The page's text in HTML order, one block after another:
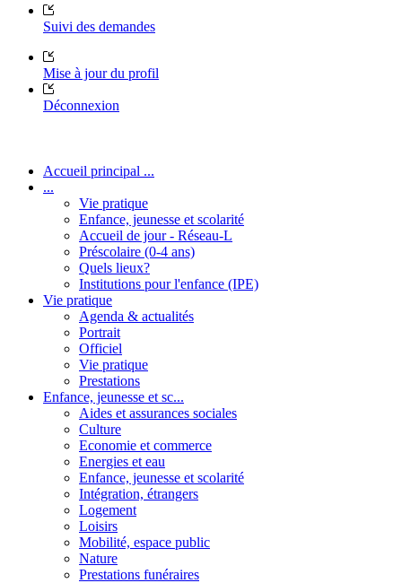
Suivi des demandes
Mise à jour du profil
Déconnexion
Accueil principal ...
...
Vie pratique
Enfance, jeunesse et scolarité
Accueil de jour - Réseau-L
Préscolaire (0-4 ans)
Quels lieux?
Institutions pour l'enfance (IPE)
Vie pratique
Agenda & actualités
Portrait
Officiel
Vie pratique
Prestations
Enfance, jeunesse et sc...
Aides et assurances sociales
Culture
Economie et commerce
Energies et eau
Enfance, jeunesse et scolarité
Intégration, étrangers
Logement
Loisirs
Mobilité, espace public
Nature
Prestations funéraires